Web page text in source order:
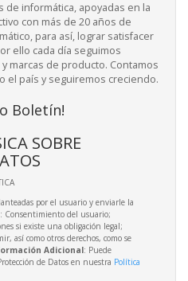
de informática, apoyadas en la
con más de 20 años de
para así, lograr satisfacer
ello cada día seguimos
marcas de producto. Contamos
el país y seguiremos creciendo.
Boletín!
SOBRE
por el usuario y enviarle la
: Consentimiento del usuario;
si existe una obligación legal;
así como otros derechos, como se
Adicional: Puede
de Datos en nuestra Política